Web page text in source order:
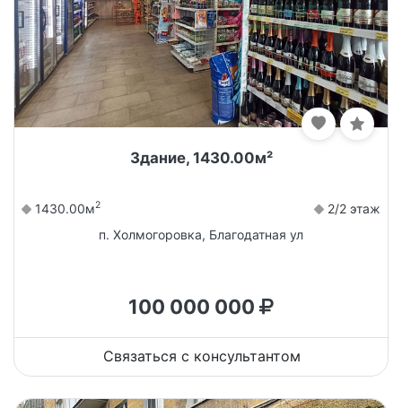
Здание, 1430.00м²
1430.00м2
2/2 этаж
п. Холмогоровка, Благодатная ул
100 000 000
Связаться с консультантом